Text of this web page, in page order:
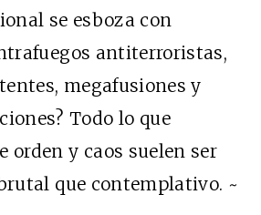
se esboza con
antiterroristas,
megafusiones y
Todo lo que
orden y caos suelen ser
que contemplativo. ~